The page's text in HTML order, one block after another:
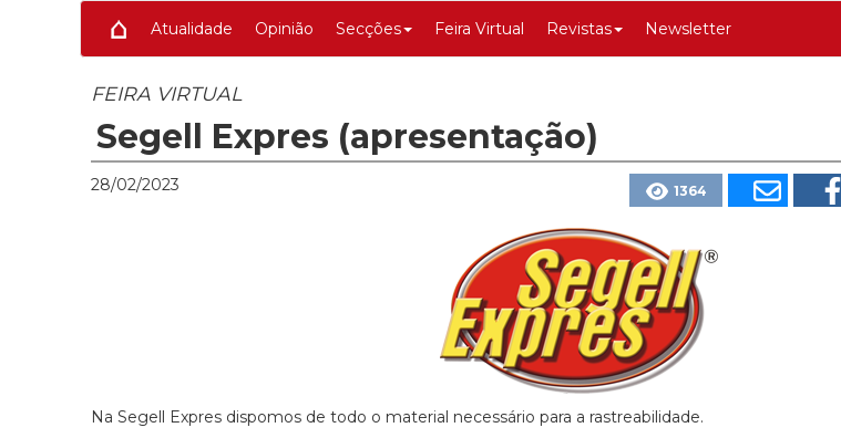
Atualidade Opinião Secções Feira Virtual Revistas Newsletter
FEIRA VIRTUAL
Segell Expres (apresentação)
28/02/2023 1364
Na Segell Expres dispomos de todo o material necessário para a rastreabilidade.